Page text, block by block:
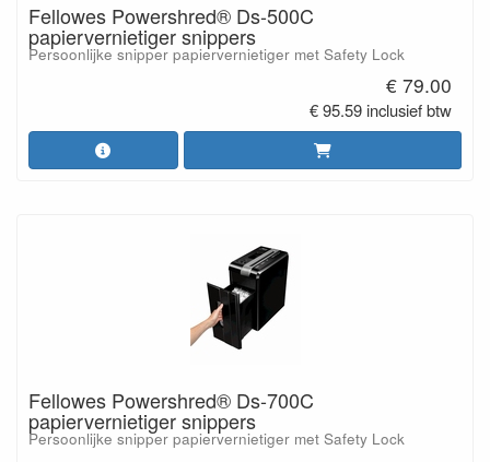
Fellowes Powershred® Ds-500C
papiervernietiger snippers
Persoonlijke snipper papiervernietiger met Safety Lock
€ 79.00
€ 95.59 inclusief btw
Fellowes Powershred® Ds-700C
papiervernietiger snippers
Persoonlijke snipper papiervernietiger met Safety Lock